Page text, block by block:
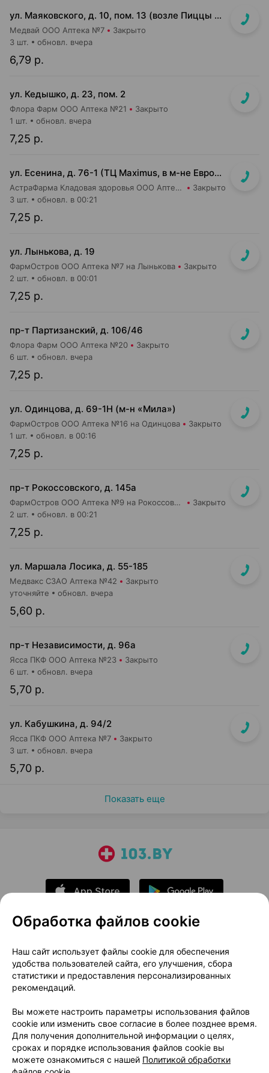
ул. Маяковского, д. 10, пом. 13 (возле Пиццы Мании)
Медвай ООО Аптека №7 Закрыто
6,79 р.
3 шт. обновл. вчера
ул. Кедышко, д. 23, пом. 2
Флора Фарм ООО Аптека №21 Закрыто
7,25 р.
1 шт. обновл. вчера
ул. Есенина, д. 76-1 (ТЦ Maximus, в м-не Евроопт Super)
АстраФарма Кладовая здоровья ООО Аптека №9 Закрыто
7,25 р.
3 шт. обновл. в 00:21
ул. Лынькова, д. 19
ФармОстров ООО Аптека №7 на Лынькова Закрыто
7,25 р.
2 шт. обновл. в 00:01
пр-т Партизанский, д. 106/46
Флора Фарм ООО Аптека №20 Закрыто
7,25 р.
6 шт. обновл. вчера
ул. Одинцова, д. 69-1Н (м-н «Мила»)
ФармОстров ООО Аптека №16 на Одинцова Закрыто
7,25 р.
1 шт. обновл. в 00:16
пр-т Рокоссовского, д. 145а
ФармОстров ООО Аптека №9 на Рокоссовского Закрыто
7,25 р.
2 шт. обновл. в 00:21
ул. Маршала Лосика, д. 55-185
Медвакс СЗАО Аптека №42 Закрыто
5,60 р.
уточняйте обновл. вчера
пр-т Независимости, д. 96а
Ясса ПКФ ООО Аптека №23 Закрыто
5,70 р.
6 шт. обновл. вчера
ул. Кабушкина, д. 94/2
Ясса ПКФ ООО Аптека №7 Закрыто
5,70 р.
3 шт. обновл. вчера
Показать еще
О проекте
Новости проекта
Размещение рекламы
Медицинский маркетинг
Публичный договор
Доставка
Способы оплаты
Вакансии
Партнеры
Написать руководителю 103.by
Написать в поддержку
Персональные настройки Cookie
Обработка файлов cookie
Наш сайт использует файлы cookie для обеспечения
удобства пользователей сайта, его улучшения, сбора
статистики и предоставления персонализированных
рекомендаций.
Вы можете настроить параметры использования файлов
cookie или изменить свое согласие в более позднее время.
Для получения дополнительной информации о целях,
сроках и порядке использования файлов cookie вы
можете ознакомиться с нашей Политикой обработки